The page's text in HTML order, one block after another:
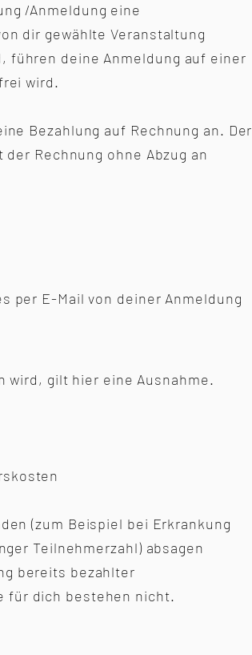
/Anmeldung eine
dir gewählte Veranstaltung
führen deine Anmeldung auf einer
wird.
Bezahlung auf Rechnung an. Der
Rechnung ohne Abzug an
per E-Mail von deiner Anmeldung
wird, gilt hier eine Ausnahme.
(zum Beispiel bei Erkrankung
Teilnehmerzahl) absagen
bereits bezahlter
für dich bestehen nicht.